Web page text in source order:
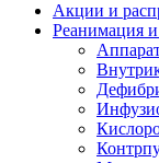
Акции и
Реанимация и